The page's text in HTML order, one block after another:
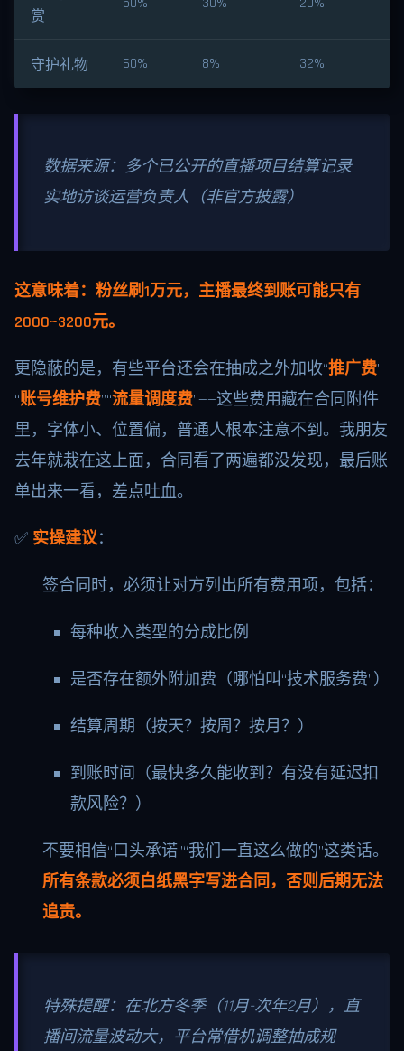
赏
守护礼物 60% 8% 32%
数据来源：多个已公开的直播项目结算记录
实地访谈运营负责人（非官方披露）
这意味着：粉丝刷1万元，主播最终到账可能只有
2000~3200元。
更隐蔽的是，有些平台还会在抽成之外加收“推广费”
“账号维护费”“流量调度费”——这些费用藏在合同附件
里，字体小、位置偏，普通人根本注意不到。我朋友
去年就栽在这上面，合同看了两遍都没发现，最后账
单出来一看，差点吐血。
✅ 实操建议：
签合同时，必须让对方列出所有费用项，包括：
每种收入类型的分成比例
是否存在额外附加费（哪怕叫“技术服务费”）
结算周期（按天？按周？按月？）
到账时间（最快多久能收到？有没有延迟扣
款风险？）
不要相信“口头承诺”“我们一直这么做的”这类话。
所有条款必须白纸黑字写进合同，否则后期无法
追责。
特殊提醒：在北方冬季（11月-次年2月），直
播间流量波动大，平台常借机调整抽成规